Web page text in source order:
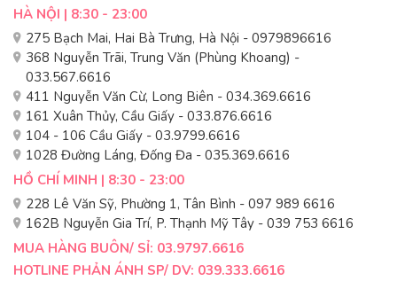
HÀ NỘI | 8:30 - 23:00
275 Bạch Mai, Hai Bà Trưng, Hà Nội - 0979896616
368 Nguyễn Trãi, Trung Văn (Phùng Khoang) -
033.567.6616
411 Nguyễn Văn Cừ, Long Biên - 034.369.6616
161 Xuân Thủy, Cầu Giấy - 033.876.6616
104 - 106 Cầu Giấy - 03.9799.6616
1028 Đường Láng, Đống Đa - 035.369.6616
HỒ CHÍ MINH | 8:30 - 23:00
228 Lê Văn Sỹ, Phường 1, Tân Bình - 097 989 6616
162B Nguyễn Gia Trí, P. Thạnh Mỹ Tây - 039 753 6616
MUA HÀNG BUÔN/ SỈ: 03.9797.6616
HOTLINE PHẢN ÁNH SP/ DV: 039.333.6616